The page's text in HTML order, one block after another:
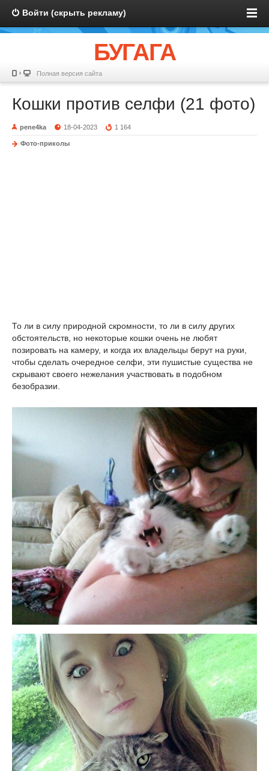
Войти (скрыть рекламу)
БУГАГА
Полная версия сайта
Кошки против селфи (21 фото)
pene4ka 18-04-2023 1 164
Фото-приколы
То ли в силу природной скромности, то ли в силу других
обстоятельств, но некоторые кошки очень не любят
позировать на камеру, и когда их владельцы берут на руки,
чтобы сделать очередное селфи, эти пушистые существа не
скрывают своего нежелания участвовать в подобном
безобразии.